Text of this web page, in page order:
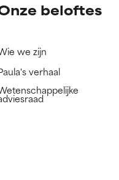
beloftes
we zijn
verhaal